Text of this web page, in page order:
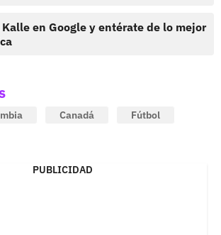
Kalle en Google y entérate de lo mejor
Canadá Fútbol
PUBLICIDAD